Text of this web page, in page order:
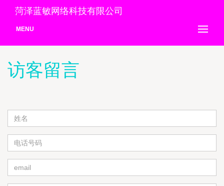
菏泽蓝敏网络科技有限公司
MENU
访客留言